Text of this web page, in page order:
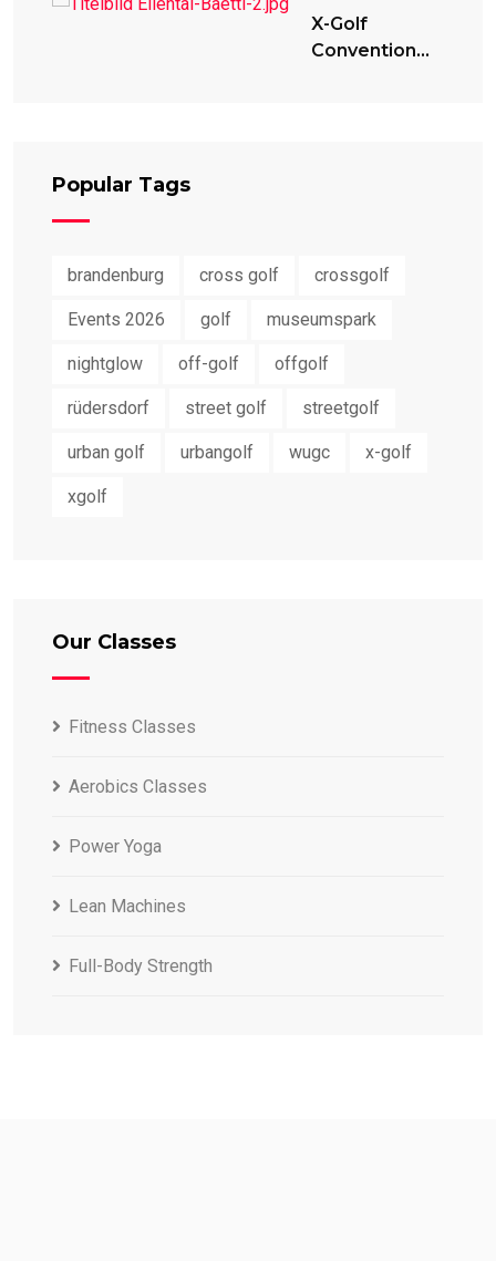
X-Golf
Convention
Popular Tags
brandenburg cross golf crossgolf
Events 2026 golf museumspark
nightglow off-golf offgolf
rüdersdorf street golf streetgolf
urban golf urbangolf wugc x-golf
xgolf
Our Classes
Fitness Classes
Aerobics Classes
Power Yoga
Lean Machines
Full-Body Strength